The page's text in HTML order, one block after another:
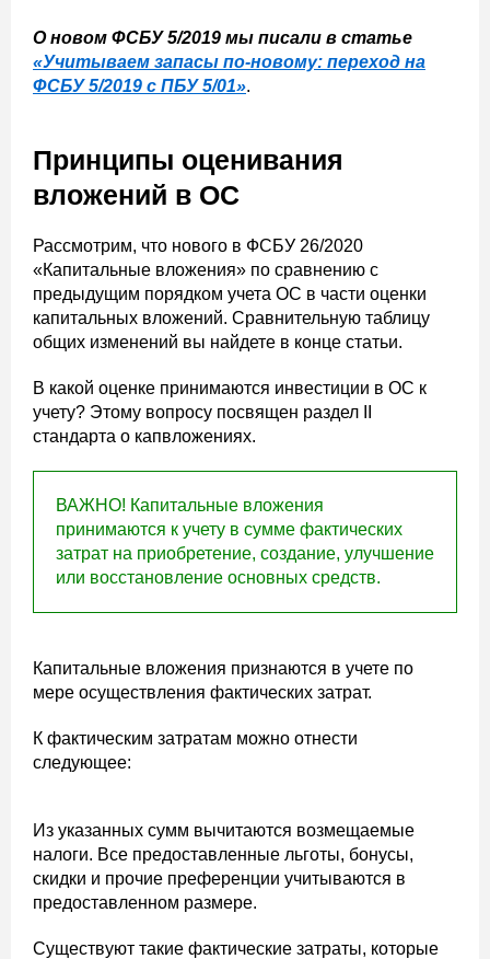
О новом ФСБУ 5/2019 мы писали в статье
«Учитываем запасы по-новому: переход на
ФСБУ 5/2019 с ПБУ 5/01».
Принципы оценивания
вложений в ОС
Рассмотрим, что нового в ФСБУ 26/2020
«Капитальные вложения» по сравнению с
предыдущим порядком учета ОС в части оценки
капитальных вложений. Сравнительную таблицу
общих изменений вы найдете в конце статьи.
В какой оценке принимаются инвестиции в ОС к
учету? Этому вопросу посвящен раздел II
стандарта о капвложениях.
ВАЖНО! Капитальные вложения
принимаются к учету в сумме фактических
затрат на приобретение, создание, улучшение
или восстановление основных средств.
Капитальные вложения признаются в учете по
мере осуществления фактических затрат.
К фактическим затратам можно отнести
следующее:
Из указанных сумм вычитаются возмещаемые
налоги. Все предоставленные льготы, бонусы,
скидки и прочие преференции учитываются в
предоставленном размере.
Существуют такие фактические затраты, которые